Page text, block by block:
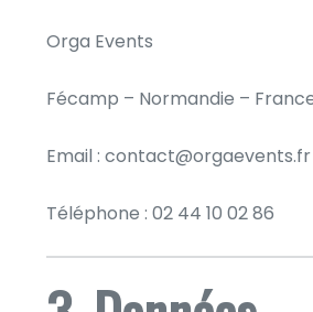
Orga Events
Fécamp – Normandie –
Email : contact@orgaevents.fr
Téléphone : 02 44 10 02 86